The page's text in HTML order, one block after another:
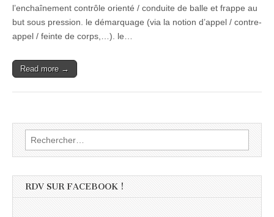
l’enchaînement contrôle orienté / conduite de balle et frappe au
but sous pression. le démarquage (via la notion d’appel / contre-
appel / feinte de corps,…). le…
Read more →
Rechercher :
RDV SUR FACEBOOK !